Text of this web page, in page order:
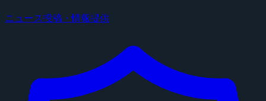
ニュース投稿・情報提供